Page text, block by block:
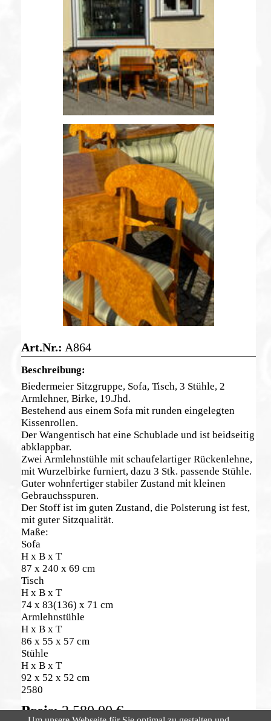
A864
Biedermeier Sitzgruppe, Sofa, Tisch, 3 Stühle, 2
Armlehner, Birke, 19.Jhd.
Bestehend aus einem Sofa mit runden eingelegten
Kissenrollen.
Der Wangentisch hat eine Schublade und ist beidseitig
abklappbar.
Zwei Armlehnstühle mit schaufelartiger Rückenlehne,
mit Wurzelbirke furniert, dazu 3 Stk. passende Stühle.
Guter wohnfertiger stabiler Zustand mit kleinen
Gebrauchsspuren.
Der Stoff ist im guten Zustand, die Polsterung ist fest,
mit guter Sitzqualität.
Maße:
Sofa
H x B x T
87 x 240 x 69 cm
Tisch
H x B x T
74 x 83(136) x 71 cm
Armlehnstühle
H x B x T
86 x 55 x 57 cm
Stühle
H x B x T
92 x 52 x 52 cm
2580
2.580,00€